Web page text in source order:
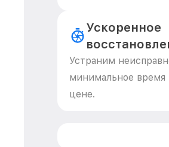
Ускоренное
Устраним
минимальное время
цене.